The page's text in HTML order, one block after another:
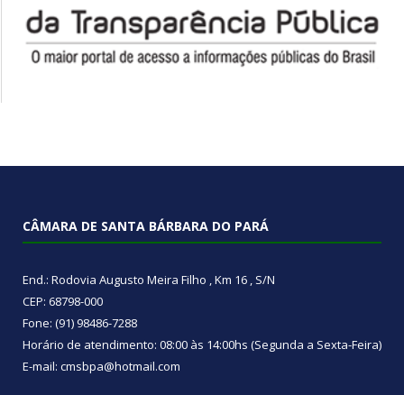
CÂMARA DE SANTA BÁRBARA DO PARÁ
End.: Rodovia Augusto Meira Filho , Km 16 , S/N
CEP: 68798-000
Fone: (91) 98486-7288
Horário de atendimento: 08:00 às 14:00hs (Segunda a Sexta-Feira)
E-mail: cmsbpa@hotmail.com